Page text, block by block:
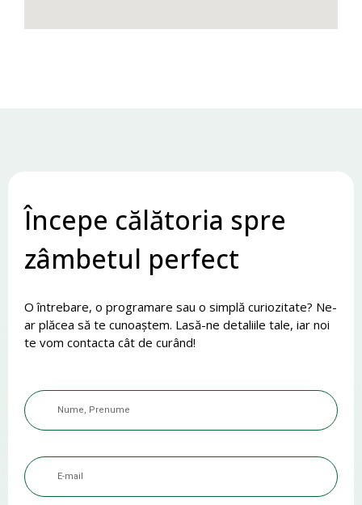
Începe călătoria spre
zâmbetul perfect
O întrebare, o programare sau o simplă curiozitate? Ne-
ar plăcea să te cunoaștem. Lasă-ne detaliile tale, iar noi
te vom contacta cât de curând!